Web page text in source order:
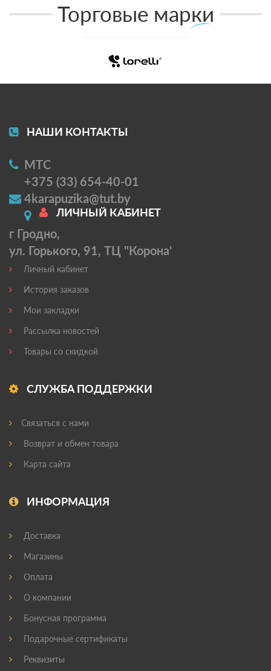
Торговые марки
НАШИ КОНТАКТЫ
МТС
+375 (33) 654-40-01
4karapuzika@tut.by
г Гродно,
ул. Горького, 91, ТЦ "Корона'
ЛИЧНЫЙ КАБИНЕТ
Личный кабинет
История заказов
Мои закладки
Рассылка новостей
Товары со скидкой
СЛУЖБА ПОДДЕРЖКИ
Связаться с нами
Возврат и обмен товара
Карта сайта
ИНФОРМАЦИЯ
Доставка
Магазины
Оплата
О компании
Бонусная программа
Подарочные сертификаты
Реквизиты